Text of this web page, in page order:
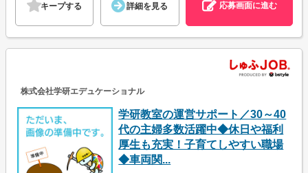
キープする 詳細を見る 応募画面に進む
株式会社学研エデュケーショナル
学研教室の運営サポート／30～40
代の主婦多数活躍中◆休日や福利
厚生も充実！子育てしやすい職場
◆車両関...